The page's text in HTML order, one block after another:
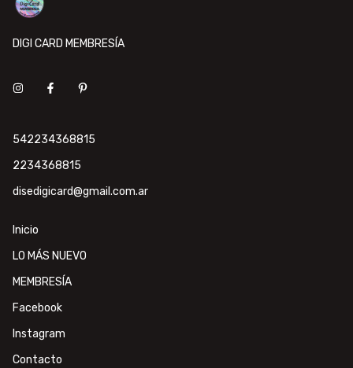
DIGI CARD MEMBRESÍA
542234368815
2234368815
disedigicard@gmail.com.ar
Inicio
LO MÁS NUEVO
MEMBRESÍA
Facebook
Instagram
Contacto